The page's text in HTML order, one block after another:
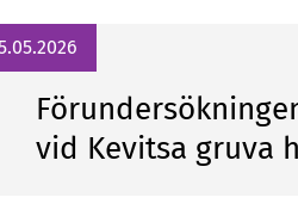
vid Kevitsa gruva